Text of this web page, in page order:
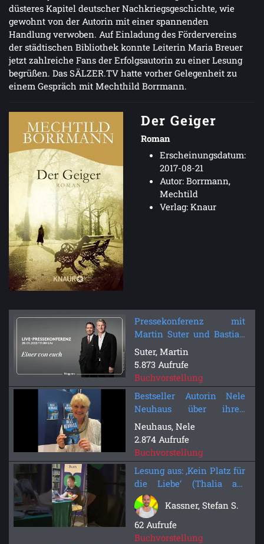
düsteres Kapitel deutscher Nachkriegsgeschichte, wie
gewohnt von der Autorin mit einer spannenden
Handlung verwoben. Auf Einladung des Fördervereins
der städtischen Bibliothek konnte Leiterin Maria Breuer
jetzt zahlreiche Fans der Erfolgsautorin zu einer Lesung
begrüßen. Das SÄLZER.TV hatte vorher Gelegenheit zu
einem Gespräch mit Mechthild Borrmann.
Der Geiger
Roman
Erscheinungsdatum:
2017-08-21
Autor: Borrmann,
Mechtild
Verlag: Knaur
Pressekonferenz mit
Martin Suter und Bastian
Schweinsteiger zu »Einer
von euch«
Suter, Martin
5.873 Aufrufe
Buchvorstellung
Bestseller Autorin Nele
Neuhaus über ihren
neuen Krimi "In ewiger
Freundschaft"
Neuhaus, Nele
2.874 Aufrufe
Buchvorstellung
Lesung aus: ‚Kein Platz für
die Liebe‘ (Thalia am
Paradeplatz, Mannheim)
Kassner, Stefan S.
62 Aufrufe
Buchvorstellung